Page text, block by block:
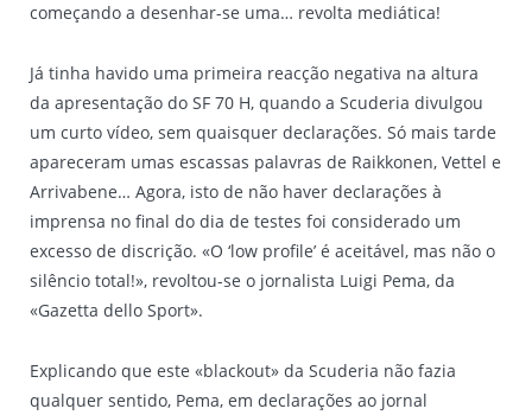
começando a desenhar-se uma… revolta mediática!
Já tinha havido uma primeira reacção negativa na altura
da apresentação do SF 70 H, quando a Scuderia divulgou
um curto vídeo, sem quaisquer declarações. Só mais tarde
apareceram umas escassas palavras de Raikkonen, Vettel e
Arrivabene… Agora, isto de não haver declarações à
imprensa no final do dia de testes foi considerado um
excesso de discrição. «O ‘low profile’ é aceitável, mas não o
silêncio total!», revoltou-se o jornalista Luigi Pema, da
«Gazetta dello Sport».
Explicando que este «blackout» da Scuderia não fazia
qualquer sentido, Pema, em declarações ao jornal